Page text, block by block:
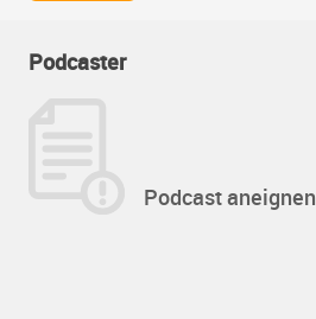
Podcaster
Podcast aneignen